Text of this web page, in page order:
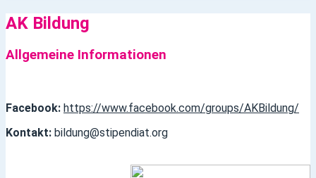
AK Bildung
Allgemeine Informationen
Facebook: https://www.facebook.com/groups/AKBildung/
Kontakt: bildung@stipendiat.org